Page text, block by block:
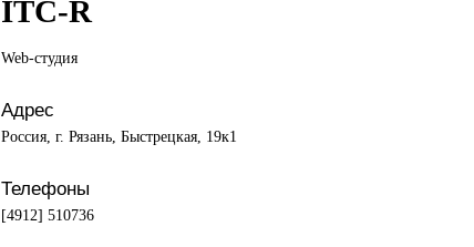
ITC-R
Web-студия
Адрес
Россия, г. Рязань, Быстрецкая, 19к1
Телефоны
[4912] 510736